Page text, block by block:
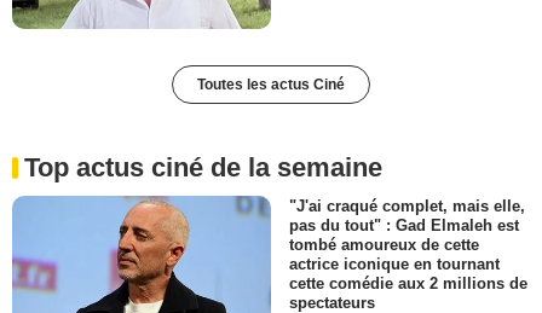
Toutes les actus Ciné
Top actus ciné de la semaine
"J'ai craqué complet, mais elle,
pas du tout" : Gad Elmaleh est
tombé amoureux de cette
actrice iconique en tournant
cette comédie aux 2 millions de
spectateurs